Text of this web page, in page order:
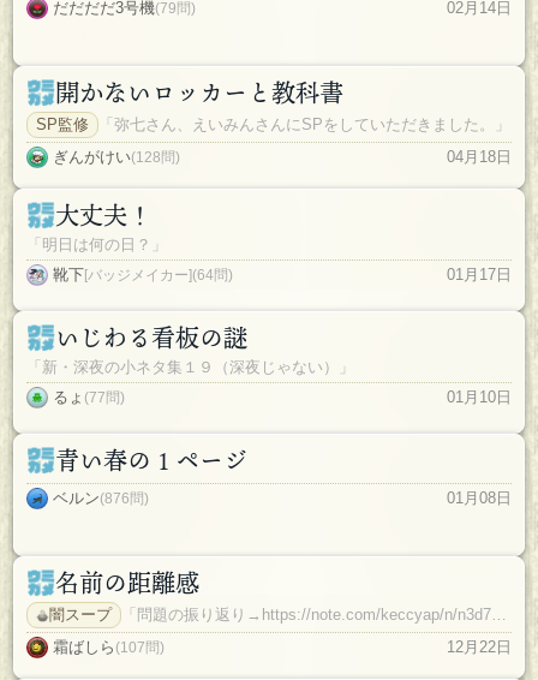
だだだだ3号機(79問) 02月14日
開かないロッカーと教科書
SP監修
「弥七さん、えいみんさんにSPをしていただきました。」
ぎんがけい(128問) 04月18日
大丈夫！
「明日は何の日？」
靴下[バッジメイカー](64問) 01月17日
いじわる看板の謎
「新・深夜の小ネタ集１９（深夜じゃない）」
るょ (77問) 01月10日
青い春の１ページ
ベルン(876問) 01月08日
名前の距離感
闇スープ
「問題の振り返り→https://note.com/keccyap/n/n3d7e899464d9」
霜ばしら (107問) 12月22日